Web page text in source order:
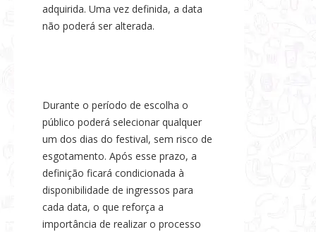
adquirida. Uma vez definida, a data
não poderá ser alterada.
Durante o período de escolha o
público poderá selecionar qualquer
um dos dias do festival, sem risco de
esgotamento. Após esse prazo, a
definição ficará condicionada à
disponibilidade de ingressos para
cada data, o que reforça a
importância de realizar o processo